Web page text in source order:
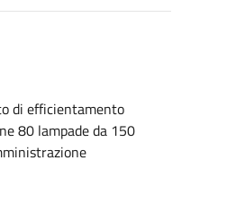
di efficientamento
80 lampade da 150